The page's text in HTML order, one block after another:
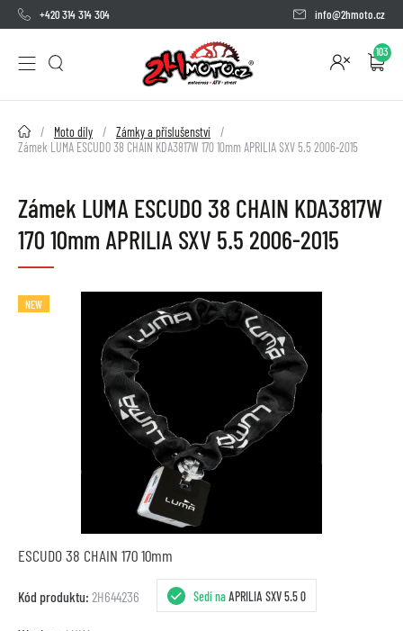
+420 314 314 304 info@2hmoto.cz
103
2HMOTO.cz Moto díly
Zámky a příslušenství
Zámek LUMA ESCUDO 38 CHAIN KDA3817W 170 10mm APRILIA SXV 5.5 2006-2015
Zámek LUMA ESCUDO 38 CHAIN KDA3817W
170 10mm APRILIA SXV 5.5 2006-2015
NEW
ESCUDO 38 CHAIN 170 10mm
Kód produktu: 2H644236 Sedí naAPRILIA SXV 5.5 0